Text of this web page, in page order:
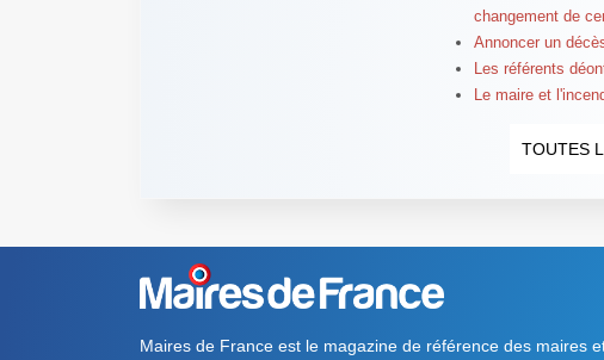
changement de
Annoncer un
Les référents
Le maire et
TOUTES
Maires de France est le magazine de référence des maires